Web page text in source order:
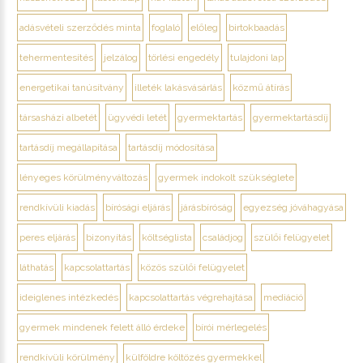
adásvételi szerződés minta foglaló előleg birtokbaadás
tehermentesítés jelzálog törlési engedély tulajdoni lap
energetikai tanúsítvány illeték lakásvásárlás közmű átírás
társasházi albetét ügyvédi letét gyermektartás gyermektartásdíj
tartásdíj megállapítása tartásdíj módosítása
lényeges körülményváltozás gyermek indokolt szükséglete
rendkívüli kiadás bírósági eljárás járásbíróság egyezség jóváhagyása
peres eljárás bizonyítás költséglista családjog szülői felügyelet
láthatás kapcsolattartás közös szülői felügyelet
ideiglenes intézkedés kapcsolattartás végrehajtása mediáció
gyermek mindenek felett álló érdeke bírói mérlegelés
rendkívüli körülmény külföldre költözés gyermekkel